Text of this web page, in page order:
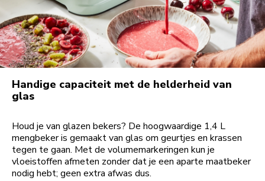
Handige capaciteit met de helderheid van
glas
Houd je van glazen bekers? De hoogwaardige 1,4 L
mengbeker is gemaakt van glas om geurtjes en krassen
tegen te gaan. Met de volumemarkeringen kun je
vloeistoffen afmeten zonder dat je een aparte maatbeker
nodig hebt; geen extra afwas dus.